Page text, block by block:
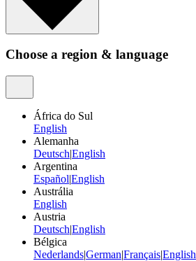
Choose a region & language
África do Sul
English
Alemanha
Deutsch|English
Argentina
Español|English
Austrália
English
Austria
Deutsch|English
Bélgica
Nederlands|German|Français|English